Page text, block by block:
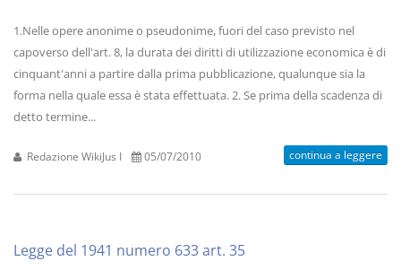
1.Nelle opere anonime o pseudonime, fuori del caso previsto nel
capoverso dell'art. 8, la durata dei diritti di utilizzazione economica è di
cinquant'anni a partire dalla prima pubblicazione, qualunque sia la
forma nella quale essa è stata effettuata. 2. Se prima della scadenza di
detto termine...
Redazione WikiJus I 05/07/2010 continua a leggere
Legge del 1941 numero 633 art. 35